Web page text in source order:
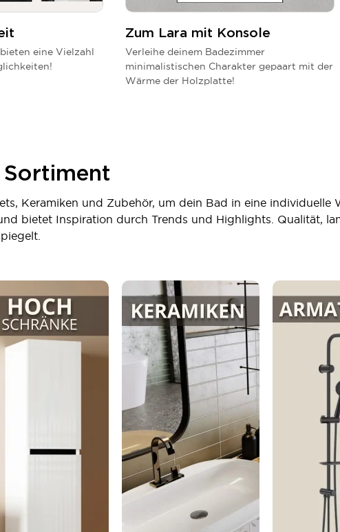
eine Vielzahl
Zum Lara mit Konsole
Verleihe deinem Badezimmer
minimalistischen Charakter gepaart mit der
Wärme der Holzplatte!
Keramiken und Zubehör, um dein Bad in eine individuelle
bietet Inspiration durch Trends und Highlights. Qualität,